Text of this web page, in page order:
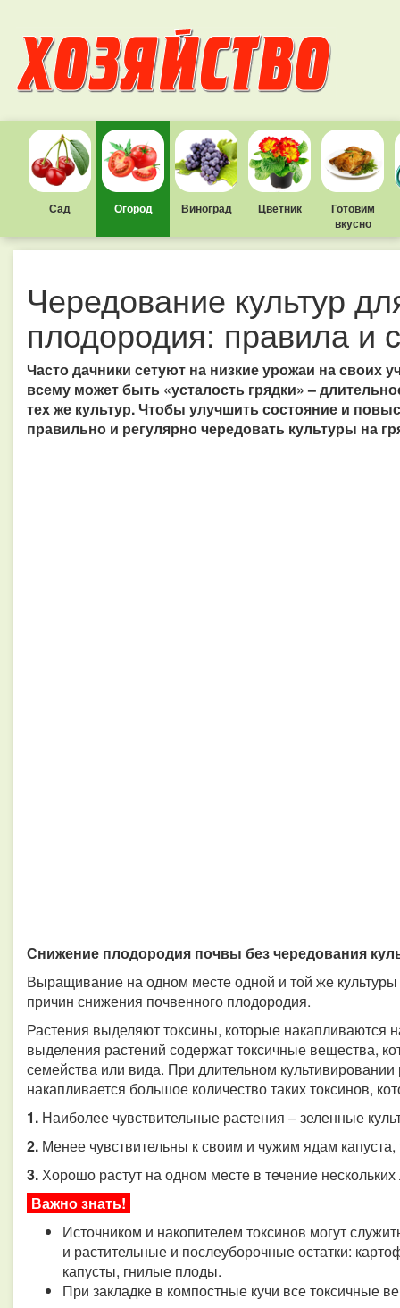
Сад Огород Виноград Цветник
Готовим
вкусно
Чередование культур
плодородия: правила и
Часто дачники сетуют на низкие урожаи на своих
всему может быть «усталость грядки» –
тех же культур. Чтобы улучшить состояние и
правильно и регулярно чередовать культуры на
Снижение плодородия почвы без чередования
Выращивание на одном месте одной и той же
причин снижения почвенного плодородия.
Растения выделяют токсины, которые накапливаются
выделения растений содержат токсичные вещества,
семейства или вида. При длительном
накапливается большое количество таких токсинов,
1. Наиболее чувствительные растения – зеленные
2. Менее чувствительны к своим и чужим ядам
3.Хорошо растут на одном месте в течение нескольких
Важно знать!
Источником и накопителем токсинов могут
и растительные и послеуборочные остатки:
капусты, гнилые плоды.
При закладке в компостные кучи все токсичные